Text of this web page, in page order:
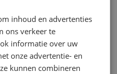
inhoud en advertenties
ons verkeer te
informatie over uw
onze advertentie- en
kunnen combineren